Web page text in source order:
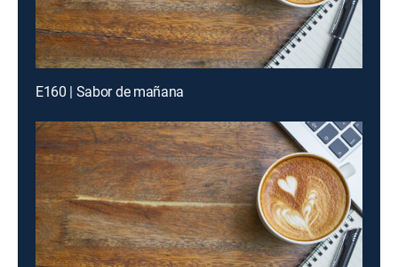
E160 | Sabor de mañana